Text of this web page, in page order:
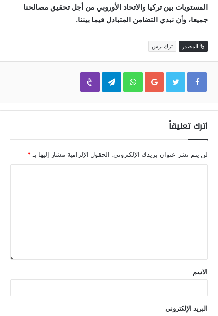
المستويات بين تركيا والاتحاد الأوروبي من أجل تحقيق مصالحنا
جميعا، وأن نبدي التضامن المتبادل فيما بيننا.
المصدر ترك برس
Google+
WhatsApp
Telegram
Viber
اترك تعليقاً
لن يتم نشر عنوان بريدك الإلكتروني. الحقول الإلزامية مشار إليها بـ *
الاسم
البريد الإلكتروني